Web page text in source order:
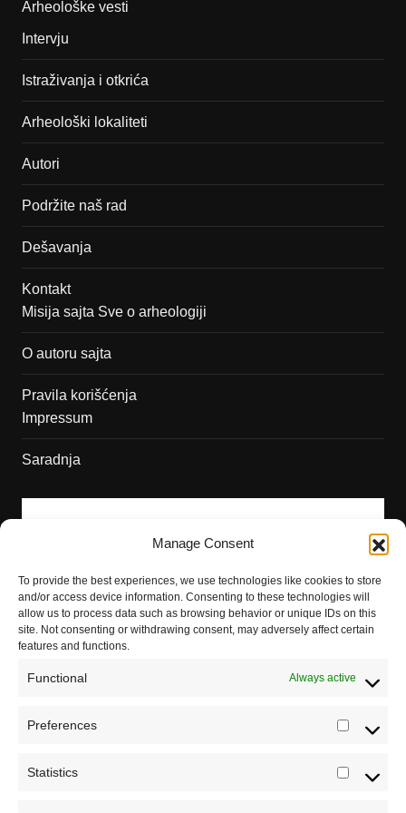
Manage Consent
To provide the best experiences, we use technologies like cookies to store
and/or access device information. Consenting to these technologies will
allow us to process data such as browsing behavior or unique IDs on this
site. Not consenting or withdrawing consent, may adversely affect certain
features and functions.
Functional Always active
Preferences
Statistics
Arheološke vesti
Intervju
Istraživanja i otkrića
Arheološki lokaliteti
Autori
Podržite naš rad
Dešavanja
Kontakt
Misija sajta Sve o arheologiji
O autoru sajta
Pravila korišćenja
Impressum
Saradnja
Sva prava zadržava Sve o arheologiji 2019-2026